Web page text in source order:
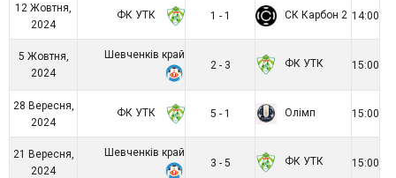
12 Жовтня,
2024
ФК УТК 1 - 1 СК Карбон 2 14:00
5 Жовтня,
2024
Шевченків край
2 - 3
ФК УТК 15:00
28 Вересня,
2024
ФК УТК 5 - 1 Олімп 15:00
21 Вересня,
2024
Шевченків край
3 - 5
ФК УТК 15:00